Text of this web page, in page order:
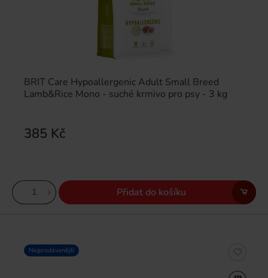
BRIT Care Hypoallergenic Adult Small Breed
Lamb&Rice Mono - suché krmivo pro psy - 3 kg
385 Kč
Přidat do košíku
Nejprodávanější